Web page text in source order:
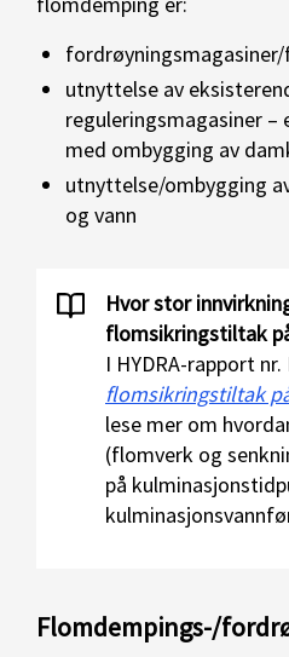
utnyttelse av
reguleringsmagasiner
med ombygging av
utnyttelse/ombygging
og vann
Hvor stor
flomsikringstiltak
I HYDRA-rapport nr.
flomsikringstiltak
lese mer om
(flomverk og
på
Flomdempings-/